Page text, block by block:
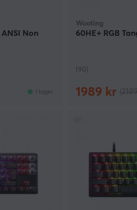
Non
I lager
Wooting
60HE+ RGB
(90)
1989 kr